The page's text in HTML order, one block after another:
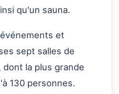
qu'un sauna.
et
sept salles de
la plus grande
130 personnes.